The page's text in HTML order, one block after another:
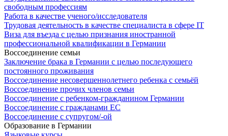
свободным профессиям
Работа в качестве ученого/исследователя
Трудовая деятельность в качестве специалиста в сфере IT
Виза для въезда с целью признания иностранной
профессиональной квалификации в Германии
Воссоединение семьи
Заключение брака в Германии с целью последующего
постоянного проживания
Воссоединение несовершеннолетнего ребенка с семьёй
Воссоединение прочих членов семьи
Воссоединение с ребенком-гражданином Германии
Воссоединение с гражданами ЕС
Воссоединение с супругом/-ой
Образование в Германии